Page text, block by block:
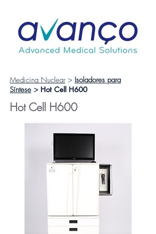
Medicina Nuclear > Isoladores para
Síntese > Hot Cell H600
Hot Cell H600